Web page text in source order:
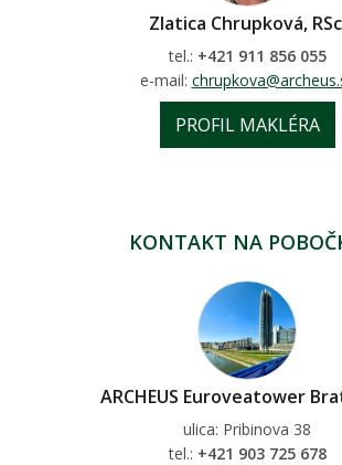
Zlatica Chrupková,
tel.: +421 911 856 055
e-mail:
PROFIL MAKLÉRA
KONTAKT NA
ARCHEUS Euroveatower
ulica: Pribinova 38
tel.: +421 903 725 678